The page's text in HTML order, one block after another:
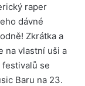
raper
dávné
Zkrátka a
na vlastní uši a
se
Baru na 23.